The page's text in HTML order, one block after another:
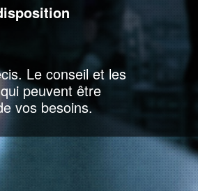
Le conseil et les
peuvent être
vos besoins.